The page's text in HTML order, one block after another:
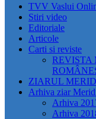
TVV Vaslui
Stiri video
Editoriale
Articole
Carti si reviste
REVISTA
ZIARUL
Arhiva ziar
Arhiva
Arhiva